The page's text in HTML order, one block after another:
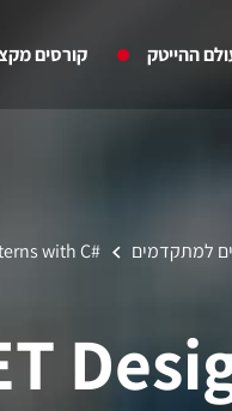
ההייטק קורסים
למתקדמים #NET Design Patterns with C.